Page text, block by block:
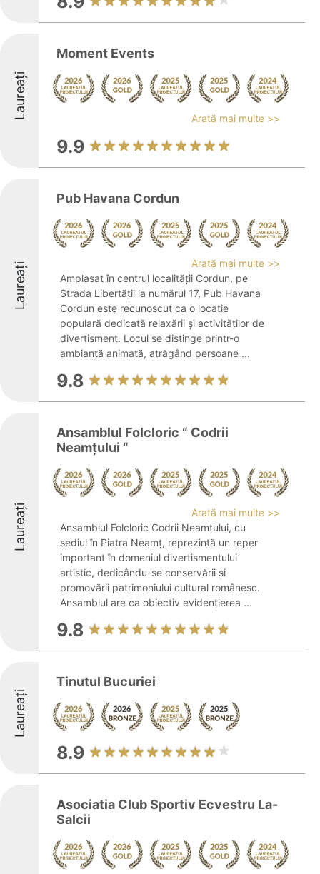
Laureați
Moment Events
Arată mai multe >>
9.9
Laureați
Pub Havana Cordun
Arată mai multe >>
Amplasat în centrul localității Cordun, pe
Strada Libertății la numărul 17, Pub Havana
Cordun este recunoscut ca o locație
populară dedicată relaxării și activităților de
divertisment. Locul se distinge printr-o
ambianță animată, atrăgând persoane ...
9.8
Laureați
Ansamblul Folcloric “ Codrii
Neamţului “
Arată mai multe >>
Ansamblul Folcloric Codrii Neamțului, cu
sediul în Piatra Neamț, reprezintă un reper
important în domeniul divertismentului
artistic, dedicându-se conservării și
promovării patrimoniului cultural românesc.
Ansamblul are ca obiectiv evidențierea ...
9.8
Laureați
Tinutul Bucuriei
8.9
Asociatia Club Sportiv Ecvestru La-
Salcii